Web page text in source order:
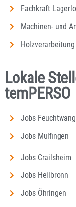
Fachkraft
Machinen- und
Lokale
temPERSO
Jobs
Jobs Mulfingen
Jobs Crailsheim
Jobs Heilbronn
Jobs Öhringen